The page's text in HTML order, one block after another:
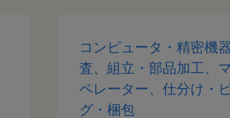
コンピュータ・精密機
査、組立・部品加工、
ペレーター、仕分け・
グ・梱包